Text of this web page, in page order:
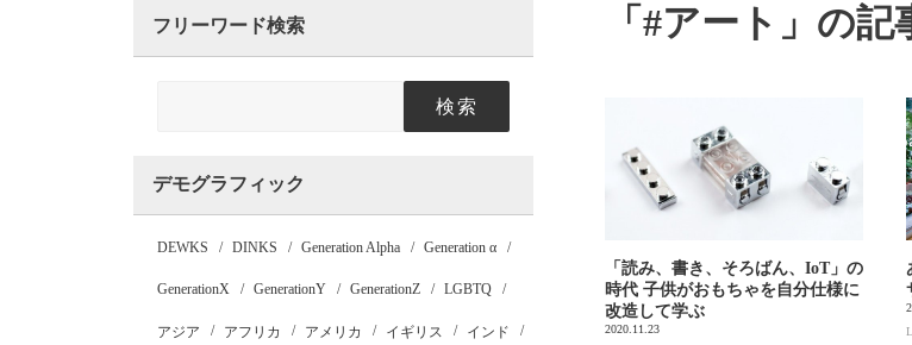
フリーワード検索
検索
デモグラフィック
DEWKS DINKS Generation Alpha Generation α
GenerationX GenerationY GenerationZ LGBTQ
アジア アフリカ アメリカ イギリス インド
「#アート」の記
「読み、書き、そろばん、IoT」の
時代 子供がおもちゃを自分仕様に
改造して学ぶ
2020.11.23